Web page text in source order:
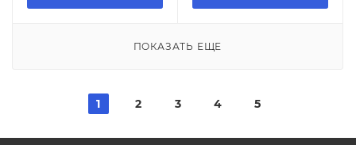
ПОКАЗАТЬ ЕЩЕ
1 2 3 4 5